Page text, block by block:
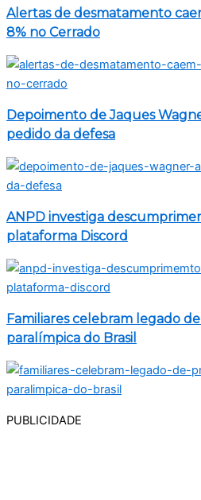
Alertas de desmatamento
8% no Cerrado
Depoimento de Jaques
pedido da defesa
ANPD investiga
plataforma Discord
Familiares celebram legado
paralímpica do Brasil
PUBLICIDADE